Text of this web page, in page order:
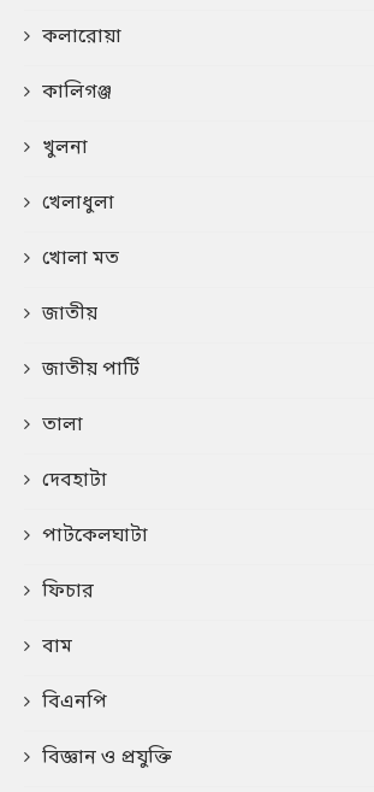
কলারোয়া
কালিগঞ্জ
খুলনা
খেলাধুলা
খোলা মত
জাতীয়
জাতীয় পার্টি
তালা
দেবহাটা
পাটকেলঘাটা
ফিচার
বাম
বিএনপি
বিজ্ঞান ও প্রযুক্তি